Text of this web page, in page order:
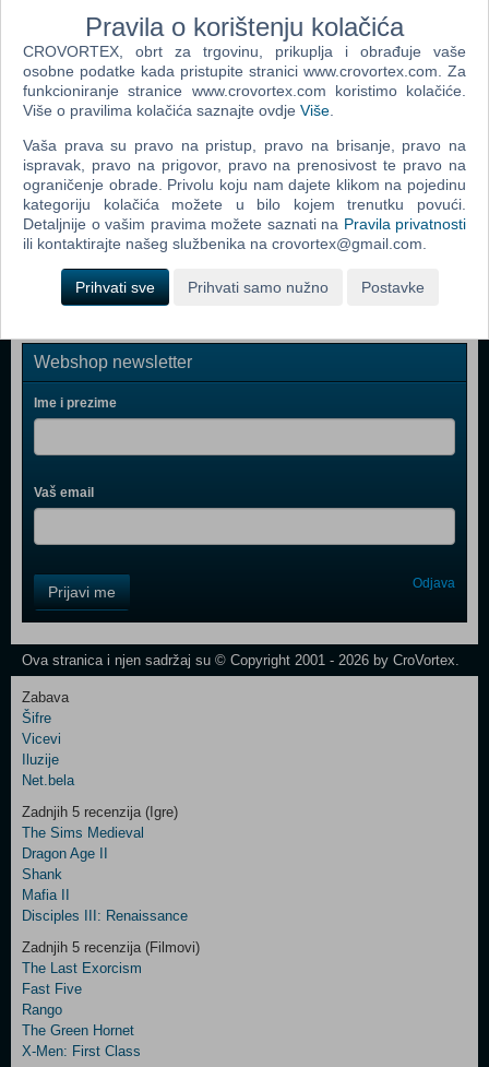
Rose Blu-Ray)
28 Tjedana Kasnije (28 Weeks Later Blu-Ray)
13 Duhova (13 Ghosts Blu-Ray)
Karantena (Quarantine Blu-Ray)
Beživotni Svemir: Propast (Dead Space: Downfall Blu-
Ray)
Resident Evil Degeneracija (Resident Evil -Degeneration
Blu-Ray)
Webshop newsletter
Ime i prezime
Vaš email
Field
One
Control
Two
Newsletter
Control
Field
Three
Prijavi me Odjava
Ova stranica i njen sadržaj su © Copyright 2001 - 2026 by CroVortex.
Zabava
Šifre
Vicevi
Iluzije
Net.bela
Zadnjih 5 recenzija (Igre)
The Sims Medieval
Dragon Age II
Shank
Mafia II
Disciples III: Renaissance
Zadnjih 5 recenzija (Filmovi)
The Last Exorcism
Fast Five
Rango
The Green Hornet
X-Men: First Class
Pravila o korištenju kolačića
CROVORTEX, obrt za trgovinu, prikuplja i obrađuje vaše
osobne podatke kada pristupite stranici www.crovortex.com. Za
funkcioniranje stranice www.crovortex.com koristimo kolačiće.
Više o pravilima kolačića saznajte ovdje Više
Vaša prava su pravo na pristup, pravo na brisanje, pravo na
ispravak, pravo na prigovor, pravo na prenosivost te pravo na
ograničenje obrade. Privolu koju nam dajete klikom na pojedinu
kategoriju kolačića možete u bilo kojem trenutku povući.
Detaljnije o vašim pravima možete saznati na Pravila privatnosti
ili kontaktirajte našeg službenika na crovortex@gmail.com.
Prihvati sve Prihvati samo nužno Postavke